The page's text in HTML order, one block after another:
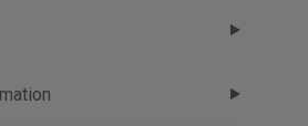
lindring mot klåda från